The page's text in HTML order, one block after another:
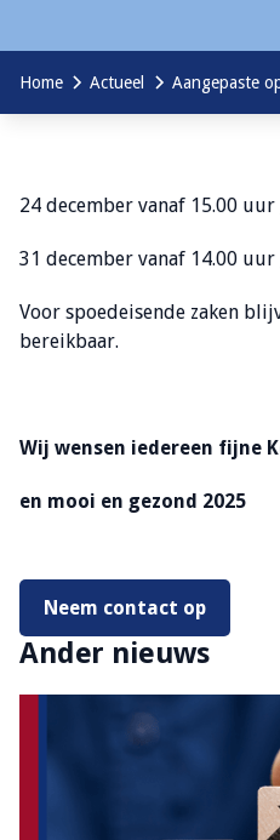
Home Actueel Aangepaste
24 december vanaf 15.00
31 december vanaf 14.00
Voor spoedeisende zaken
bereikbaar.
Wij wensen iedereen fijne
en mooi en gezond 2025
Neem contact op
Ander nieuws